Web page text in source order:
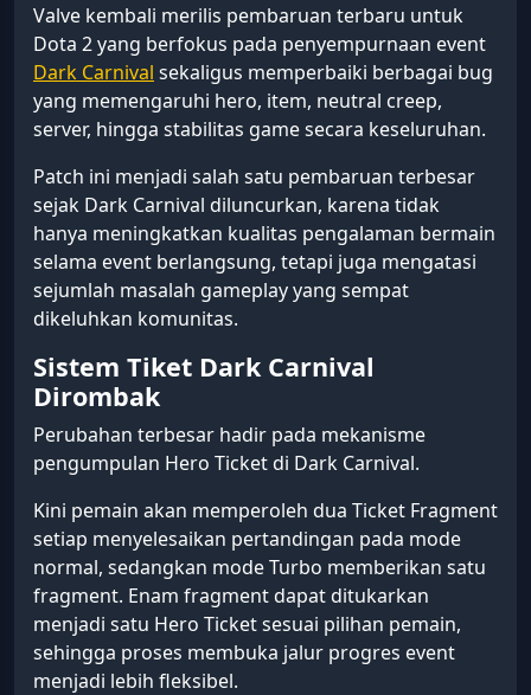
Valve kembali merilis pembaruan terbaru untuk
Dota 2 yang berfokus pada penyempurnaan event
Dark Carnival sekaligus memperbaiki berbagai bug
yang memengaruhi hero, item, neutral creep,
server, hingga stabilitas game secara keseluruhan.
Patch ini menjadi salah satu pembaruan terbesar
sejak Dark Carnival diluncurkan, karena tidak
hanya meningkatkan kualitas pengalaman bermain
selama event berlangsung, tetapi juga mengatasi
sejumlah masalah gameplay yang sempat
dikeluhkan komunitas.
Sistem Tiket Dark Carnival
Dirombak
Perubahan terbesar hadir pada mekanisme
pengumpulan Hero Ticket di Dark Carnival.
Kini pemain akan memperoleh dua Ticket Fragment
setiap menyelesaikan pertandingan pada mode
normal, sedangkan mode Turbo memberikan satu
fragment. Enam fragment dapat ditukarkan
menjadi satu Hero Ticket sesuai pilihan pemain,
sehingga proses membuka jalur progres event
menjadi lebih fleksibel.